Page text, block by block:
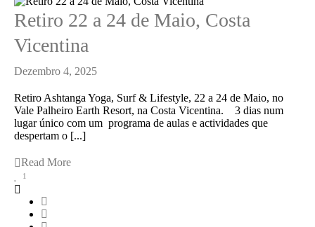
Retiro 22 a 24 de Maio, Costa
Vicentina
Dezembro 4, 2025
Retiro Ashtanga Yoga, Surf & Lifestyle, 22 a 24 de Maio, no
Vale Palheiro Earth Resort, na Costa Vicentina. 3 dias num
lugar único com um programa de aulas e actividades que
despertam o [...]
Read More
1